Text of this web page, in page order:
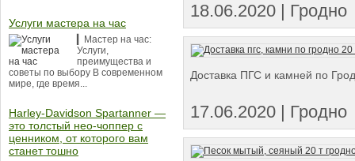
18.06.2020 | Гродно
Доставка ПГС и камней по
17.06.2020 | Гродно
Услуги мастера на час
▎Мастер на час:
Услуги,
преимущества и
советы по выбору В современном
мире, где время...
Harley-Davidson Spartanner —
это толстый нео-чоппер с
ценником, от которого вам
станет тошно